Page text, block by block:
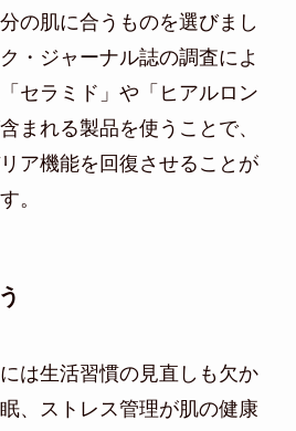
の肌に合うものを選びまし
・ジャーナル誌の調査によ
セラミド」や「ヒアルロン
まれる製品を使うことで、
ア機能を回復させることが
。
は生活習慣の見直しも欠か
、ストレス管理が肌の健康